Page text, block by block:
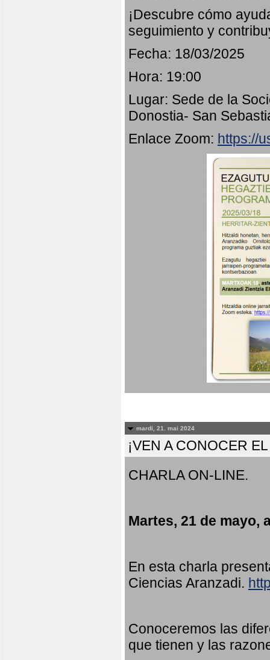
¡Descubre cómo
seguimiento y
Fecha: 18/03/2025
Hora: 19:00
Lugar: Sede de la
Donostia- San
Enlace Zoom: https://
mardi, 21. mai 2024
¡VEN A CONOCER
CHARLA ON-LINE.
Martes, 21 de mayo,
En esta charla
Ciencias Aranzadi.
Conoceremos las
que tienen y las